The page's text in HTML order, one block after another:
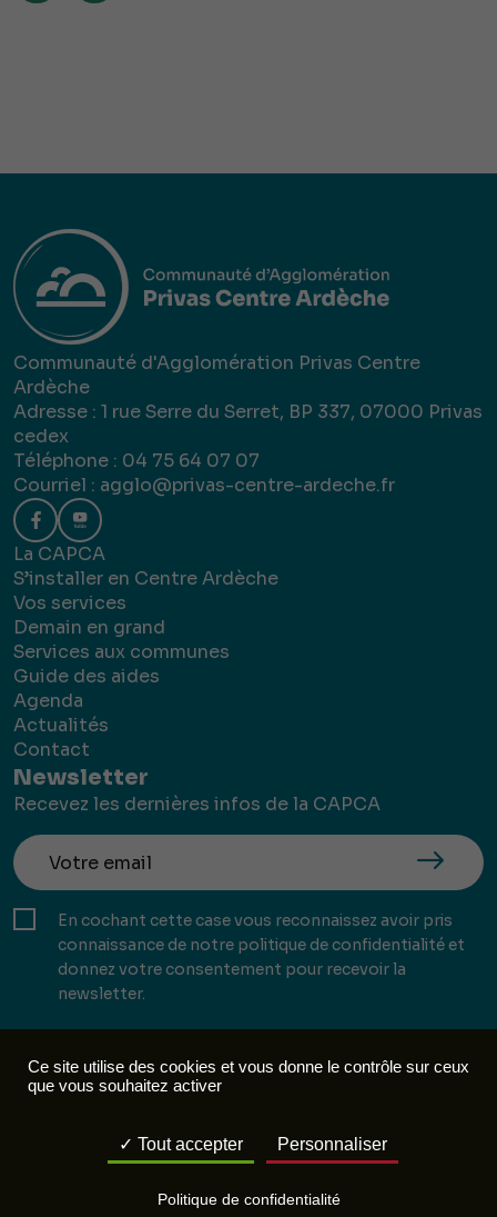
Communauté d'Agglomération Privas Centre
Ardèche
Adresse : 1 rue Serre du Serret, BP 337, 07000 Privas
cedex
Téléphone : 04 75 64 07 07
Courriel : agglo@privas-centre-ardeche.fr
La CAPCA
S’installer en Centre Ardèche
Vos services
Demain en grand
Services aux communes
Guide des aides
Agenda
Actualités
Contact
Newsletter
Recevez les dernières infos de la CAPCA
En cochant cette case vous reconnaissez avoir pris
connaissance de notre politique de confidentialité et
donnez votre consentement pour recevoir la
newsletter.
Réalisation : Mill, Privas
Ce site utilise des cookies et vous donne le contrôle sur ceux
que vous souhaitez activer
Tout accepter Personnaliser
Politique de confidentialité